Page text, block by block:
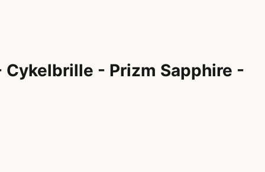
Cykelbrille - Prizm Sapphire -